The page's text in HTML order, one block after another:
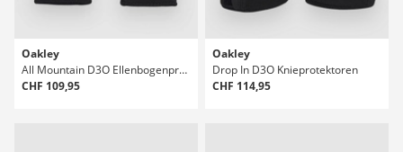
Oakley
All Mountain D3O Ellenbogenprotektoren
CHF 109,95
Oakley
Drop In D3O Knieprotektoren
CHF 114,95